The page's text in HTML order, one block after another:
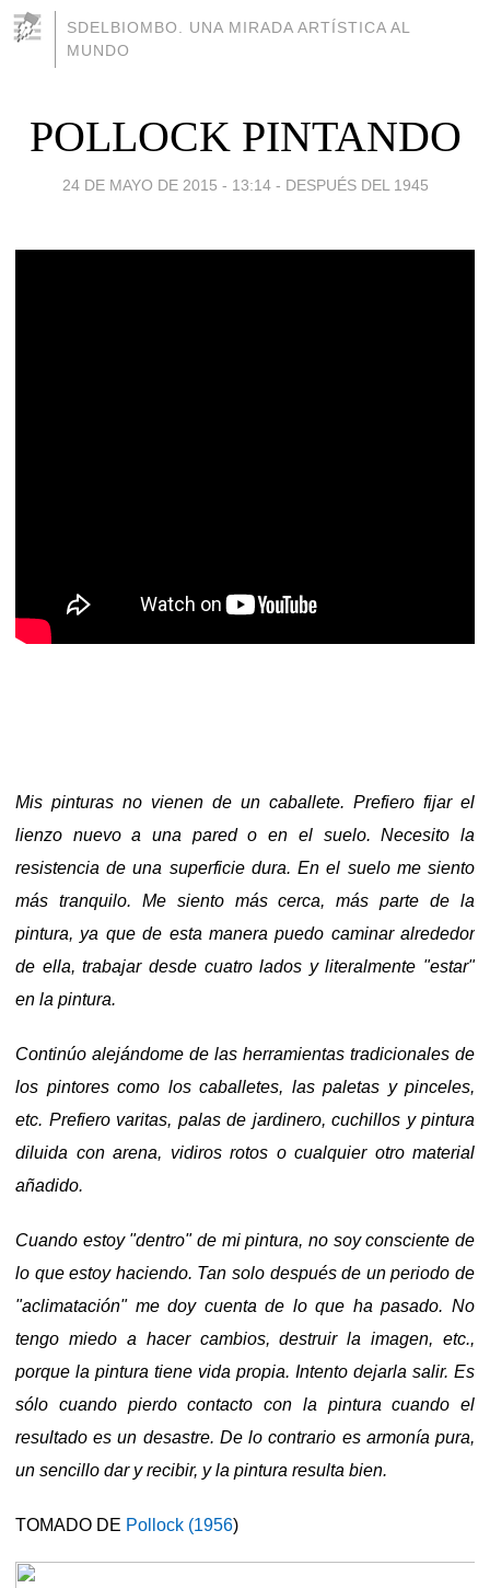
SDELBIOMBO. UNA MIRADA ARTÍSTICA AL
MUNDO
POLLOCK PINTANDO
24 DE MAYO DE 2015 - 13:14 - DESPUÉS DEL 1945
Mis pinturas no vienen de un caballete. Prefiero fijar el
lienzo nuevo a una pared o en el suelo. Necesito la
resistencia de una superficie dura. En el suelo me siento
más tranquilo. Me siento más cerca, más parte de la
pintura, ya que de esta manera puedo caminar alrededor
de ella, trabajar desde cuatro lados y literalmente "estar"
en la pintura.
Continúo alejándome de las herramientas tradicionales de
los pintores como los caballetes, las paletas y pinceles,
etc. Prefiero varitas, palas de jardinero, cuchillos y pintura
diluida con arena, vidiros rotos o cualquier otro material
añadido.
Cuando estoy "dentro" de mi pintura, no soy consciente de
lo que estoy haciendo. Tan solo después de un periodo de
"aclimatación" me doy cuenta de lo que ha pasado. No
tengo miedo a hacer cambios, destruir la imagen, etc.,
porque la pintura tiene vida propia. Intento dejarla salir. Es
sólo cuando pierdo contacto con la pintura cuando el
resultado es un desastre. De lo contrario es armonía pura,
un sencillo dar y recibir, y la pintura resulta bien.
TOMADO DE Pollock (1956)